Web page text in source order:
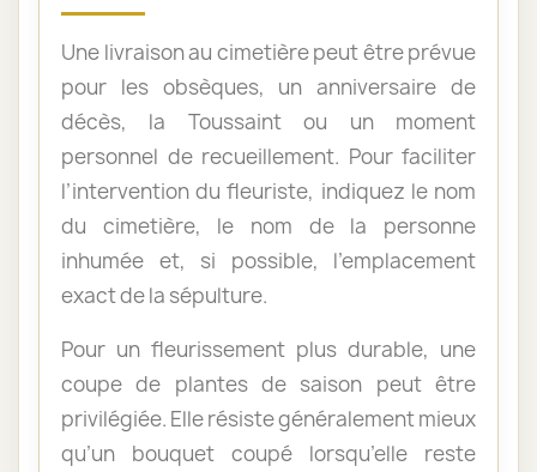
Une livraison au cimetière peut être prévue
pour les obsèques, un anniversaire de
décès, la Toussaint ou un moment
personnel de recueillement. Pour faciliter
l’intervention du fleuriste, indiquez le nom
du cimetière, le nom de la personne
inhumée et, si possible, l’emplacement
exact de la sépulture.
Pour un fleurissement plus durable, une
coupe de plantes de saison peut être
privilégiée. Elle résiste généralement mieux
qu’un bouquet coupé lorsqu’elle reste